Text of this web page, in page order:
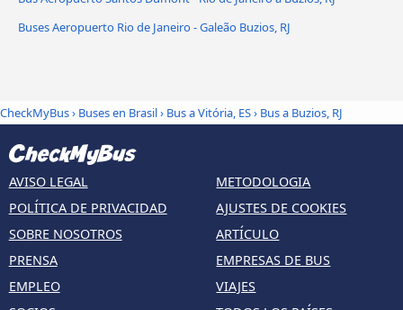
Buses Aeropuerto Rio de Janeiro - Galeão Buzios, RJ
CheckMyBus› Buses en Brasil› Bus a Vitória, ES› Bus a Buzios, RJ
AVISO LEGAL
POLÍTICA DE PRIVACIDAD
SOBRE NOSOTROS
PRENSA
EMPLEO
METODOLOGIA
AJUSTES DE COOKIES
ARTÍCULO
EMPRESAS DE BUS
VIAJES